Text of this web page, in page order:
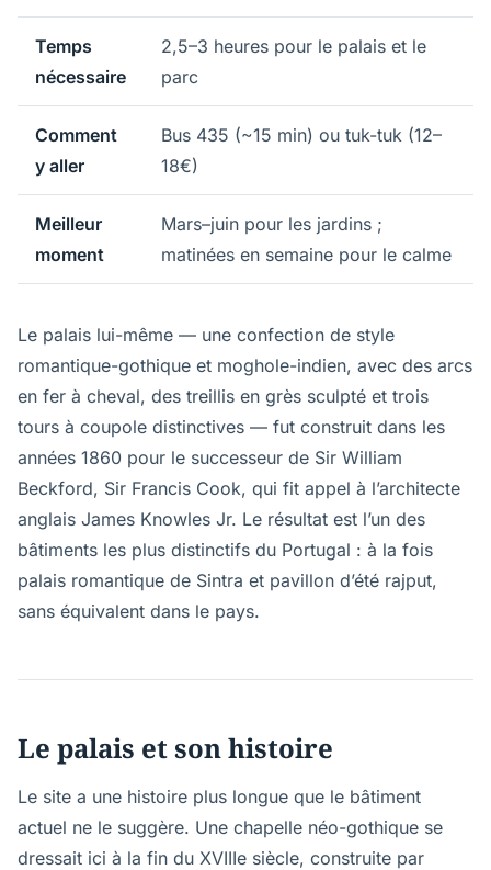
Temps
nécessaire
2,5–3 heures pour le palais et le
parc
Comment
y aller
Bus 435 (~15 min) ou tuk-tuk (12–
18€)
Meilleur
moment
Mars–juin pour les jardins ;
matinées en semaine pour le calme
Le palais lui-même — une confection de style
romantique-gothique et moghole-indien, avec des arcs
en fer à cheval, des treillis en grès sculpté et trois
tours à coupole distinctives — fut construit dans les
années 1860 pour le successeur de Sir William
Beckford, Sir Francis Cook, qui fit appel à l’architecte
anglais James Knowles Jr. Le résultat est l’un des
bâtiments les plus distinctifs du Portugal : à la fois
palais romantique de Sintra et pavillon d’été rajput,
sans équivalent dans le pays.
Le palais et son histoire
Le site a une histoire plus longue que le bâtiment
actuel ne le suggère. Une chapelle néo-gothique se
dressait ici à la fin du XVIIIe siècle, construite par